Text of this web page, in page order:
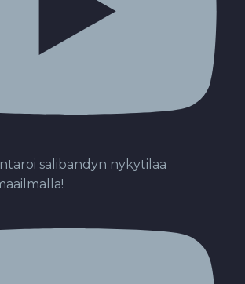
salibandyn nykytilaa